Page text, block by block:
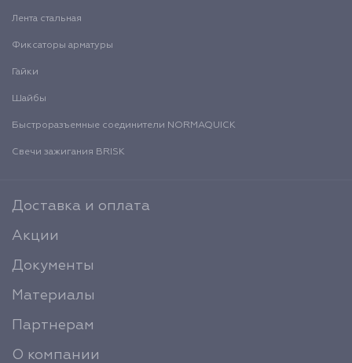
Лента стальная
Фиксаторы арматуры
Гайки
Шайбы
Быстроразъемные соединители NORMAQUICK
Свечи зажигания BRISK
Доставка и оплата
Акции
Документы
Материалы
Партнерам
О компании